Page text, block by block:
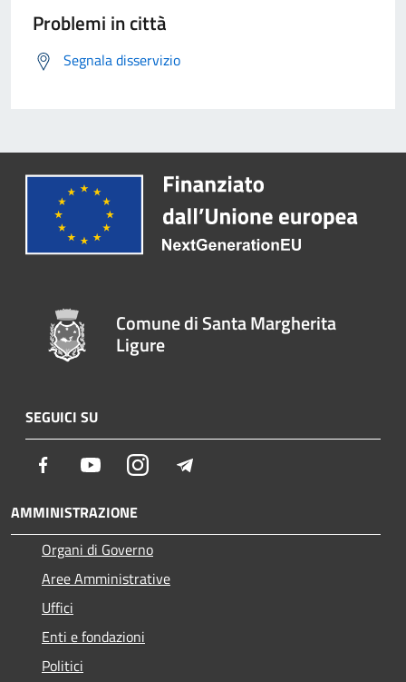
Problemi in città
Segnala disservizio
Comune di Santa Margherita
Ligure
SEGUICI SU
Facebook YoutubeInstagram
AMMINISTRAZIONE
Organi di Governo
Aree Amministrative
Uffici
Enti e fondazioni
Politici